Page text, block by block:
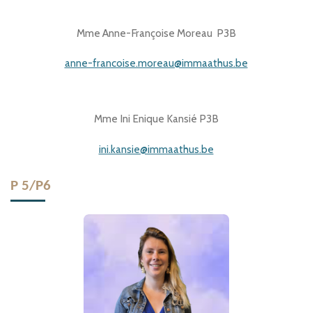
Mme Anne-Françoise Moreau P3B
anne-francoise.moreau@immaathus.be
Mme Ini Enique Kansié P3B
ini.kansie@immaathus.be
P 5/P6